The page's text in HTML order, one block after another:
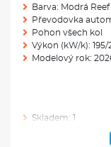
Barva: Modrá
Převodovka
Pohon všech kol
Výkon (kW/k): 195/
Modelový rok:
Skladem: 1